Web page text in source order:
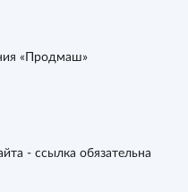
«Продмаш»
- ссылка обязательна